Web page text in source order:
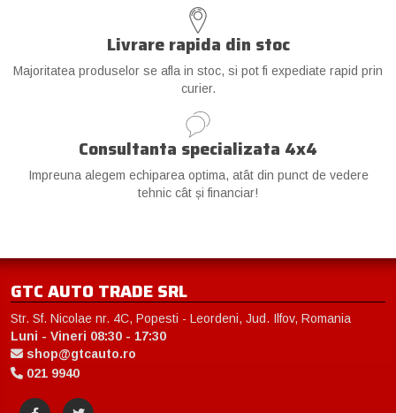
Livrare rapida din stoc
Majoritatea produselor se afla in stoc, si pot fi expediate rapid prin
curier.
Consultanta specializata 4x4
Impreuna alegem echiparea optima, atât din punct de vedere
tehnic cât și financiar!
GTC AUTO TRADE SRL
Str. Sf. Nicolae nr. 4C, Popesti - Leordeni, Jud. Ilfov, Romania
Luni - Vineri 08:30 - 17:30
shop@gtcauto.ro
021 9940